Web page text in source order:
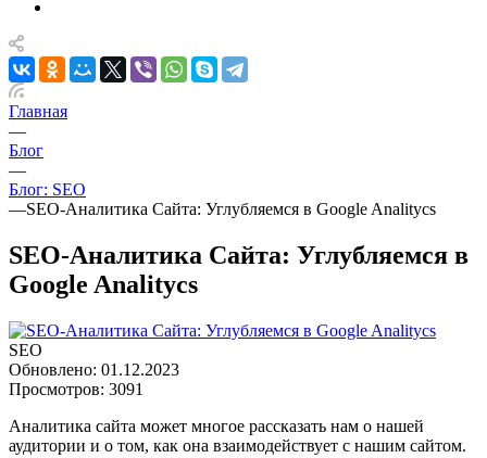
Главная
—
Блог
—
Блог: SEO
—SEO-Аналитика Сайта: Углубляемся в Google Analitycs
SEO-Аналитика Сайта: Углубляемся в
Google Analitycs
SEO
Обновлено: 01.12.2023
Просмотров: 3091
Аналитика сайта может многое рассказать нам о нашей
аудитории и о том, как она взаимодействует с нашим сайтом.